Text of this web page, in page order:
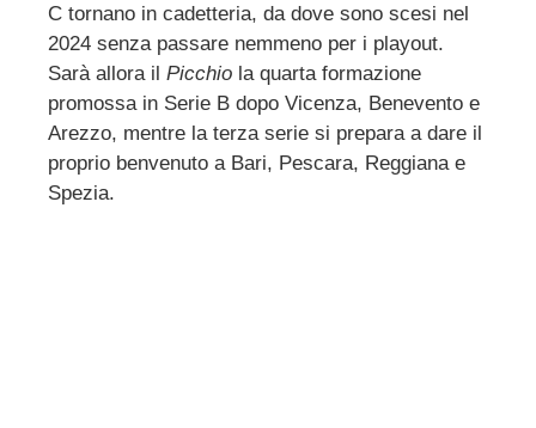
C tornano in cadetteria, da dove sono scesi nel
2024 senza passare nemmeno per i playout.
Sarà allora il Picchio la quarta formazione
promossa in Serie B dopo Vicenza, Benevento e
Arezzo, mentre la terza serie si prepara a dare il
proprio benvenuto a Bari, Pescara, Reggiana e
Spezia.